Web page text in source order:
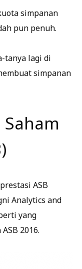
simpanan
pun penuh.
tanya lagi di
simpanan
ASB
Analytics and
yang
2016.